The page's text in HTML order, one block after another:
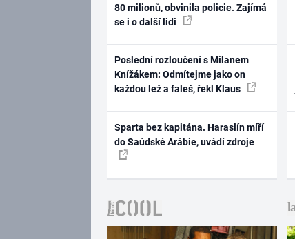
80 milionů, obvinila policie. Zajímá
se i o další lidi
Poslední rozloučení s Milanem
Knížákem: Odmítejme jako on
každou lež a faleš, řekl Klaus
Sparta bez kapitána. Haraslín míří
do Saúdské Arábie, uvádí zdroje